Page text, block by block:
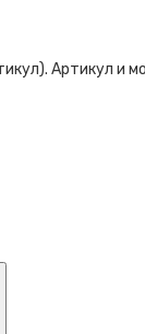
Артикул и